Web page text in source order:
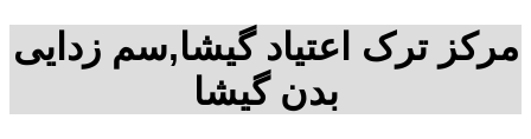
مرکز ترک اعتیاد گیشا,سم زدایی
بدن گیشا